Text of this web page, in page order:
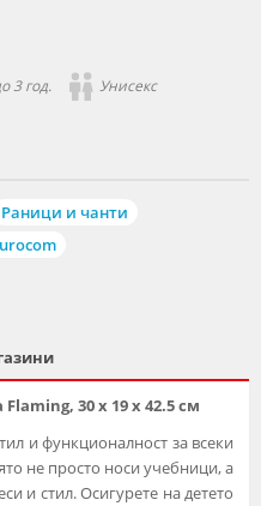
Раници и чанти
3 год. Унисекс
30 x 19 x 42.5 см
и функционалност за всеки
не просто носи учебници, а
и стил. Осигурете на детето